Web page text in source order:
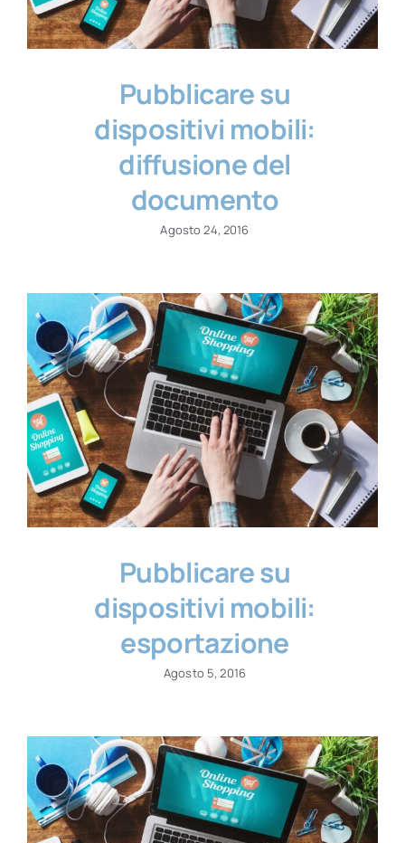
Pubblicare su
dispositivi mobili:
diffusione del
documento
Agosto 24, 2016
Pubblicare su
dispositivi mobili:
esportazione
Agosto 5, 2016